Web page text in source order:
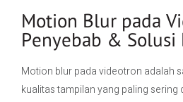
Motion Blur pada
Penyebab &
Motion blur pada videotron adalah
kualitas tampilan yang paling sering